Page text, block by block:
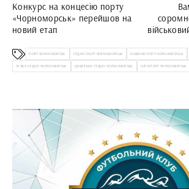
Конкурс на концесію порту
«Чорноморськ» перейшов на
новий етап
ПОРТ ЧОРНОМОРСЬК СУДНО ПОРТ ЧОРНОМОРСЬК НОВИНИ ПОРТ ЧОРНОМОРСЬК
АТАКА СУДНО ЧОРНОМОРСЬК ЦИВІЛЬНЕ СУДНО ЧОРНОМОРСЬК ОЛІЯ ПОРТ ЧОРНОМОРСЬК